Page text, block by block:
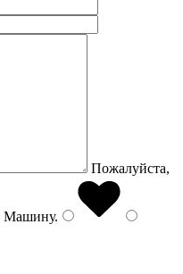
Пожалуйста,
Машину.